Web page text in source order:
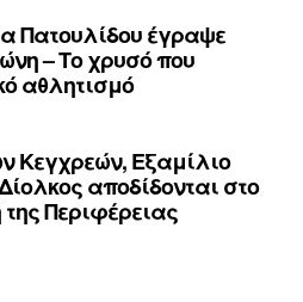
Πατουλίδου έγραψε
– Το χρυσό που
αθλητισμό
Κεγχρεών, Εξαμίλιο
αποδίδονται στο
Περιφέρειας